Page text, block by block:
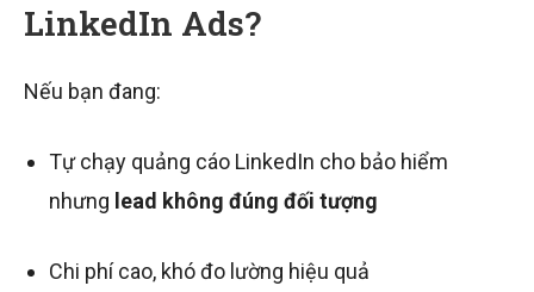
LinkedIn Ads?
Nếu bạn đang:
Tự chạy quảng cáo LinkedIn cho bảo hiểm
nhưng lead không đúng đối tượng
Chi phí cao, khó đo lường hiệu quả